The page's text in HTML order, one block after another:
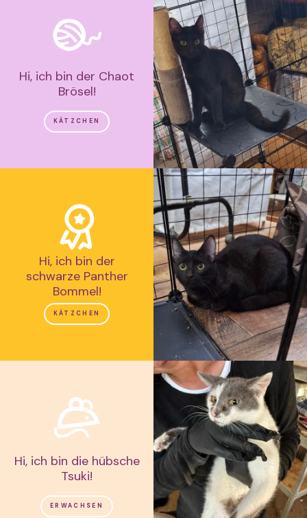
Hi, ich bin der Chaot
Brösel!
KÄTZCHEN
Hi, ich bin der
schwarze Panther
Bommel!
KÄTZCHEN
Hi, ich bin die hübsche
Tsuki!
ERWACHSEN